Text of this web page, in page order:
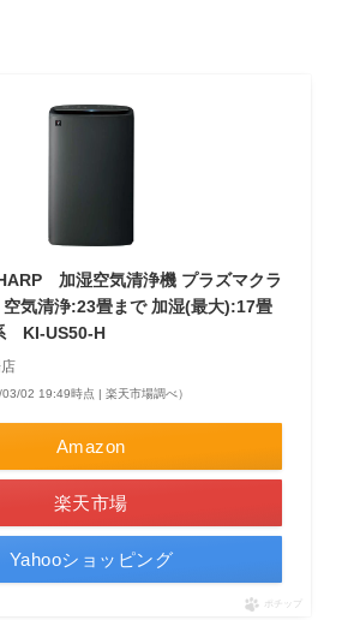
加湿空気清浄機 プラズマクラ
空気清浄:23畳まで 加湿(最大):17畳
KI-US50-H
03/02 19:49時点 | 楽天市場調べ）
Amazon
楽天市場
Yahooショッピング
ポチップ